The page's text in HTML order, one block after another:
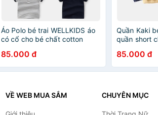
Áo Polo bé trai WELLKIDS áo
có cổ cho bé chất cotton
85.000 đ
Quần Kaki
quần short
85.000 đ
VỀ WEB MUA SẮM CHUYÊN MỤC